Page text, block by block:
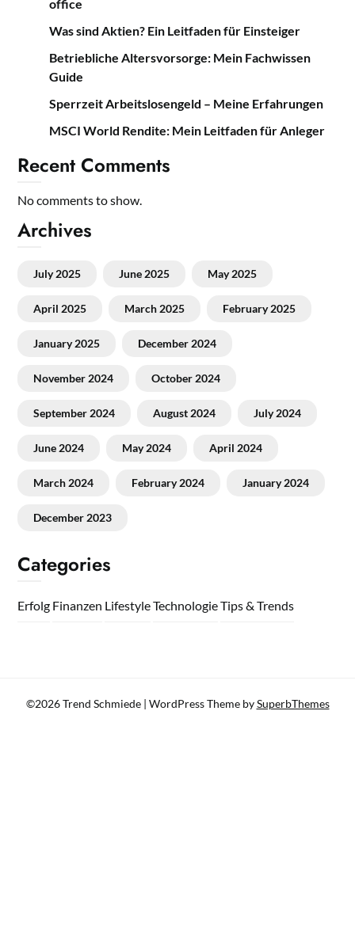
office
Was sind Aktien? Ein Leitfaden für Einsteiger
Betriebliche Altersvorsorge: Mein Fachwissen
Guide
Sperrzeit Arbeitslosengeld – Meine Erfahrungen
MSCI World Rendite: Mein Leitfaden für Anleger
Recent Comments
No comments to show.
Archives
July 2025 June 2025 May 2025
April 2025 March 2025 February 2025
January 2025 December 2024
November 2024 October 2024
September 2024 August 2024 July 2024
June 2024 May 2024 April 2024
March 2024 February 2024 January 2024
December 2023
Categories
Erfolg Finanzen LifestyleTechnologieTips & Trends
©2026 Trend Schmiede | WordPress Theme bySuperbThemes